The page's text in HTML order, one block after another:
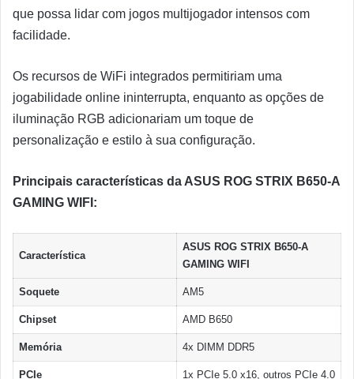
que possa lidar com jogos multijogador intensos com
facilidade.
Os recursos de WiFi integrados permitiriam uma
jogabilidade online ininterrupta, enquanto as opções de
iluminação RGB adicionariam um toque de
personalização e estilo à sua configuração.
Principais características da ASUS ROG STRIX B650-A
GAMING WIFI:
Característica
ASUS ROG STRIX B650-A
GAMING WIFI
Soquete AM5
Chipset AMD B650
Memória 4x DIMM DDR5
PCIe 1x PCIe 5.0 x16, outros PCIe 4.0